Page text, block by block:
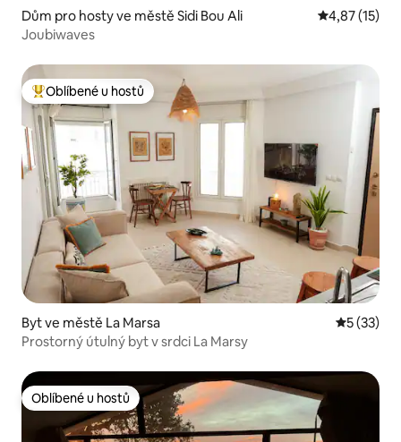
Dům pro hosty ve městě Sidi Bou Ali Průměrné
4,87 (15)
Joubiwaves
Nejlepší v kategorii Oblíbené u hostů
Oblíbené u hostů
Byt ve městě La Marsa Průměrné
5 (33)
Prostorný útulný byt v srdci La Marsy
Oblíbené u hostů
Oblíbené u hostů